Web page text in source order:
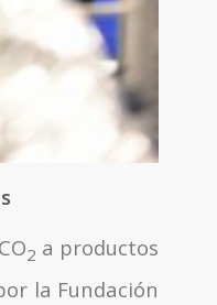
2 a productos
la Fundación